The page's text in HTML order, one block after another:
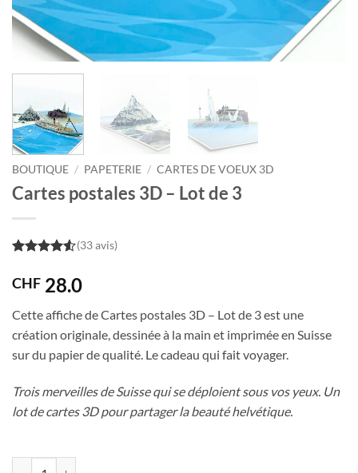
BOUTIQUE / PAPETERIE / CARTES DE VOEUX 3D
Cartes postales 3D – Lot de 3
5
(33 avis)
CHF 28.0
Cette affiche de Cartes postales 3D – Lot de 3 est une
création originale, dessinée à la main et imprimée en Suisse
sur du papier de qualité. Le cadeau qui fait voyager.
Trois merveilles de Suisse qui se déploient sous vos yeux. Un
lot de cartes 3D pour partager la beauté helvétique.